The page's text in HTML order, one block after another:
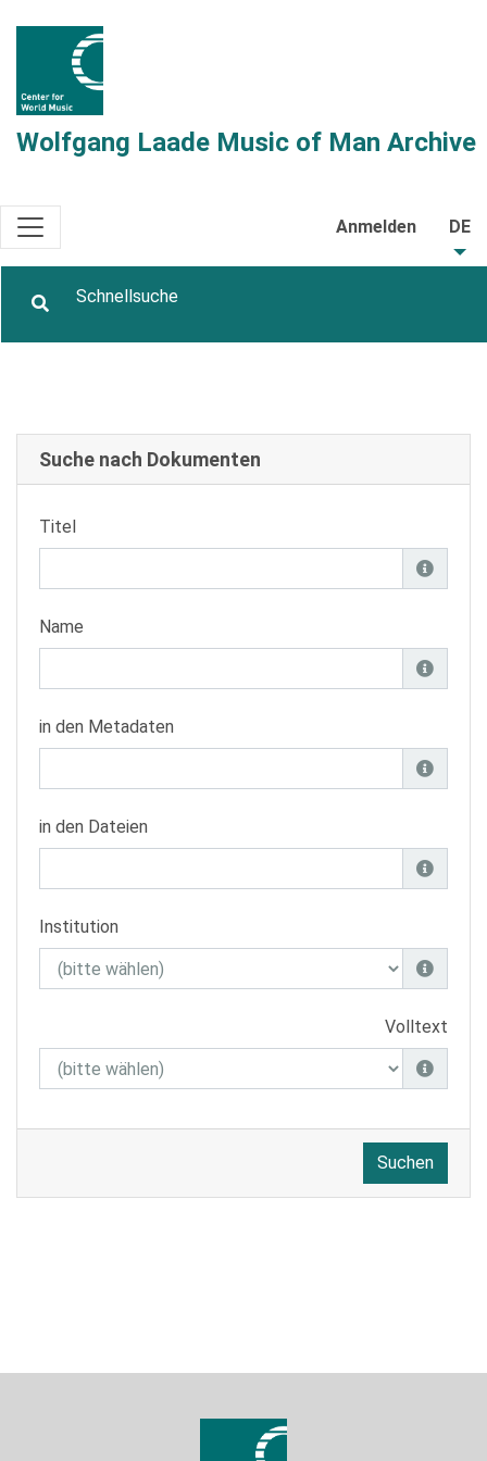
Wolfgang Laade Music of Man Archive
Anmelden DE
Suche nach Dokumenten
Titel
Name
in den Metadaten
in den Dateien
Institution
Volltext
Suchen